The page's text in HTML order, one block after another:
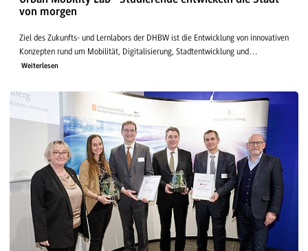
von morgen
Ziel des Zukunfts- und Lernlabors der DHBW ist die Entwicklung von innovativen
Konzepten rund um Mobilität, Digitalisierung, Stadtentwicklung und…
Weiterlesen